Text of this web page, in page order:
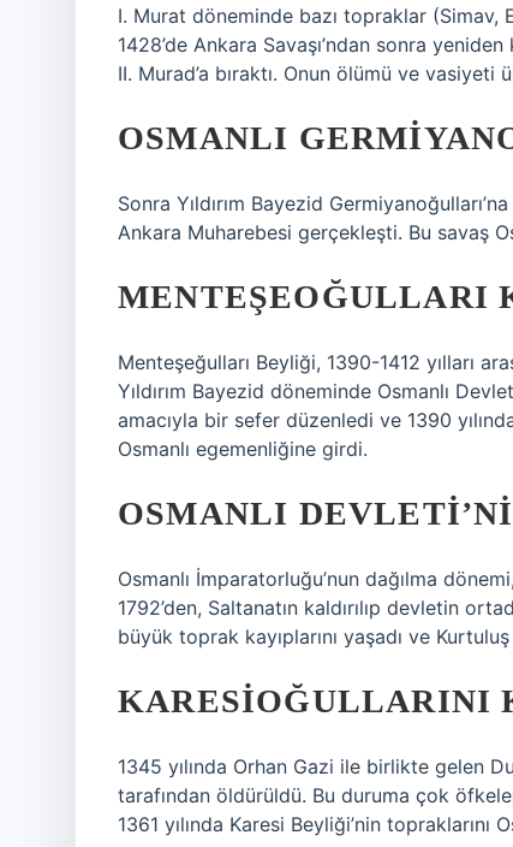
I. Murat döneminde bazı topraklar (Simav,
1428’de Ankara Savaşı’ndan sonra
II. Murad’a bıraktı. Onun ölümü ve vasiyeti
OSMANLI
Sonra Yıldırım Bayezid
Ankara Muharebesi gerçekleşti. Bu savaş
MENTEŞEOĞULLARI
Menteşeğulları Beyliği, 1390-1412 yılları
Yıldırım Bayezid döneminde Osmanlı
amacıyla bir sefer düzenledi ve 1390
Osmanlı egemenliğine girdi.
OSMANLI
Osmanlı İmparatorluğu’nun dağılma
1792’den, Saltanatın kaldırılıp devletin
büyük toprak kayıplarını yaşadı ve
KARESIOĞULLARINI
1345 yılında Orhan Gazi ile birlikte gelen
tarafından öldürüldü. Bu duruma çok
1361 yılında Karesi Beyliği’nin topraklarını